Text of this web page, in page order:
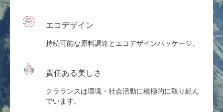
エコデザイン
持続可能な原料調達とエコデザインパッケージ。
責任ある美しさ
クラランスは環境・社会活動に積極的に取り組ん
でいます。